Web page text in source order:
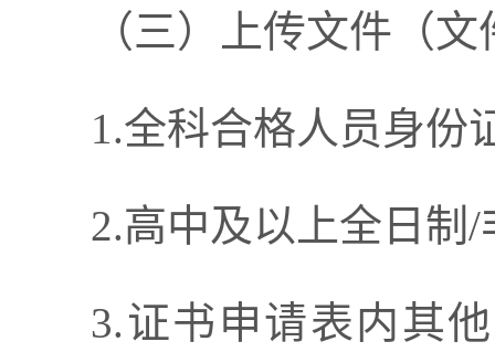
（三）上传文件（
1.全科合格人员身份
2.高中及以上全日制 /
3.证书申请表内其